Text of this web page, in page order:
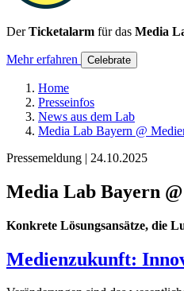
DerTicketalarm für das Media
Mehr erfahren Celebrate
Home
Presseinfos
News aus dem Lab
Media Lab Bayern @
Pressemeldung | 24.10.2025
Media Lab Bayern
Konkrete Lösungsansätze, die
Medienzukunft: